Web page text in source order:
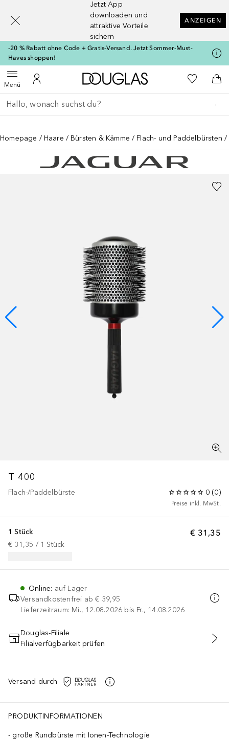
Jetzt App
downloaden und
attraktive Vorteile
sichern
ANZEIGEN
-20 % Rabatt ohne Code + Gratis-Versand. Jetzt Sommer-Must-
Haves shoppen!
MenüMenü öffnenZu Meinem Kundenkonto
Zur Douglas Startseite
Zu Meiner
Gehe zurück
Suche ausführen
Homepage Haare Bürsten & Kämme Flach- und Paddelbürsten
T 400
Flach-/Paddelbürste 0 (0)
Preise inkl. MwSt.
€ 31,35
1 Stück
€ 31,35 / 1 Stück
Online: auf Lager
Versandkostenfrei ab € 39,95
Lieferzeitraum: Mi., 12.08.2026 bis Fr., 14.08.2026
IN DEN WARENKORB
Douglas-Filiale
Filialverfügbarkeit prüfen
Versand durch
PRODUKTINFORMATIONEN
große Rundbürste mit Ionen-Technologie
[navigation.slideout.screenreader]